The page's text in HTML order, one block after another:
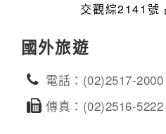
交觀綜2141號
國外旅遊
電話：(02)2517-2000
傳真：(02)2516-5222